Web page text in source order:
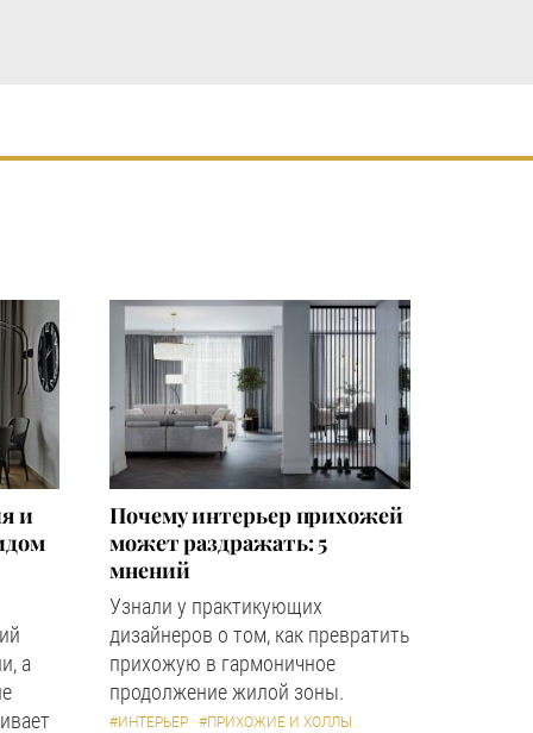
и
а
Почему интерьер прихожей
может раздражать: 5
мнений
Узнали у практикующих
дизайнеров о том, как превратить
прихожую в гармоничное
продолжение жилой зоны.
#ИНТЕРЬЕР #ПРИХОЖИЕ И ХОЛЛЫ